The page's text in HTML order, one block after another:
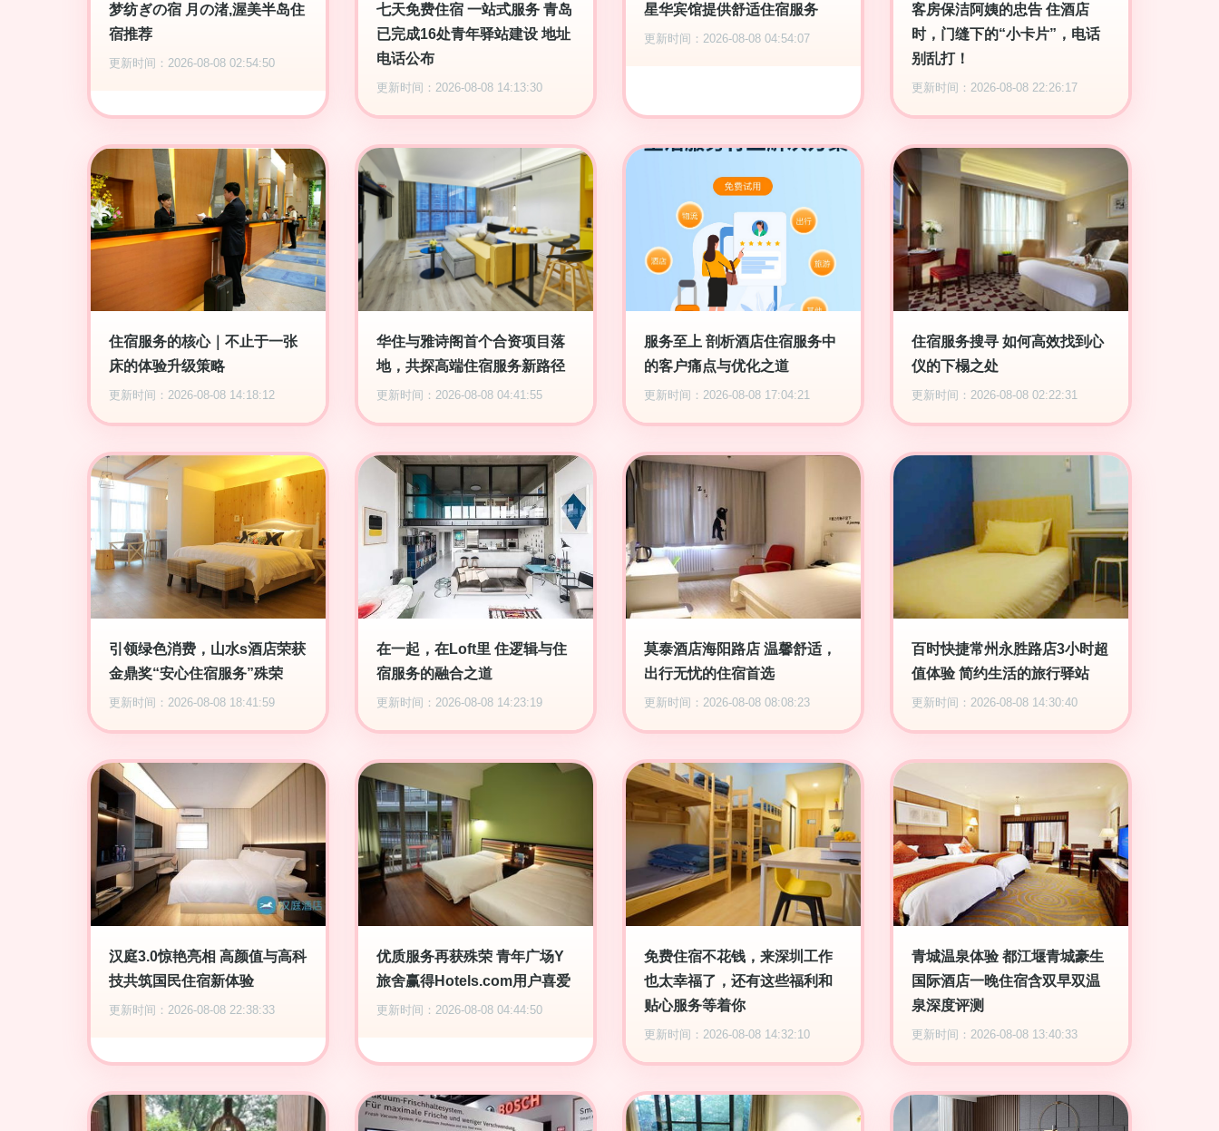
梦纺ぎの宿 月の渚,渥美半岛住
宿推荐
更新时间：2026-08-08 02:54:50
七天免费住宿 一站式服务 青岛
已完成16处青年驿站建设 地址
电话公布
更新时间：2026-08-08 14:13:30
星华宾馆提供舒适住宿服务
更新时间：2026-08-08 04:54:07
客房保洁阿姨的忠告 住酒店
时，门缝下的“小卡片”，电话
别乱打！
更新时间：2026-08-08 22:26:17
住宿服务的核心｜不止于一张
床的体验升级策略
更新时间：2026-08-08 14:18:12
华住与雅诗阁首个合资项目落
地，共探高端住宿服务新路径
更新时间：2026-08-08 04:41:55
服务至上 剖析酒店住宿服务中
的客户痛点与优化之道
更新时间：2026-08-08 17:04:21
住宿服务搜寻 如何高效找到心
仪的下榻之处
更新时间：2026-08-08 02:22:31
引领绿色消费，山水s酒店荣获
金鼎奖“安心住宿服务”殊荣
更新时间：2026-08-08 18:41:59
在一起，在Loft里 住逻辑与住
宿服务的融合之道
更新时间：2026-08-08 14:23:19
莫泰酒店海阳路店 温馨舒适，
出行无忧的住宿首选
更新时间：2026-08-08 08:08:23
百时快捷常州永胜路店3小时超
值体验 简约生活的旅行驿站
更新时间：2026-08-08 14:30:40
汉庭3.0惊艳亮相 高颜值与高科
技共筑国民住宿新体验
更新时间：2026-08-08 22:38:33
优质服务再获殊荣 青年广场Y
旅舍赢得Hotels.com用户喜爱
更新时间：2026-08-08 04:44:50
免费住宿不花钱，来深圳工作
也太幸福了，还有这些福利和
贴心服务等着你
更新时间：2026-08-08 14:32:10
青城温泉体验 都江堰青城豪生
国际酒店一晚住宿含双早双温
泉深度评测
更新时间：2026-08-08 13:40:33